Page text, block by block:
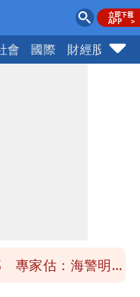
會 國際 財經股市
萬獎學金延續愛
典示警「恐遇黑潮
專家估：海警明發